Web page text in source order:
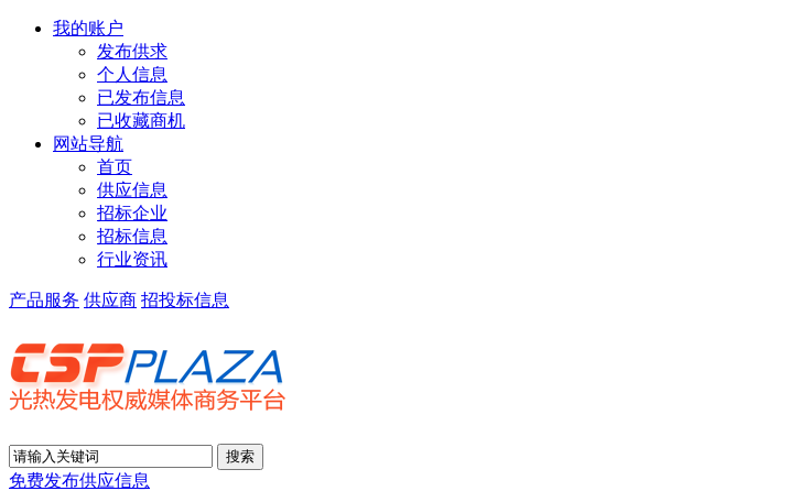
我的账户
发布供求
个人信息
已发布信息
已收藏商机
网站导航
首页
供应信息
招标企业
招标信息
行业资讯
产品服务 供应商 招投标信息
免费发布供应信息